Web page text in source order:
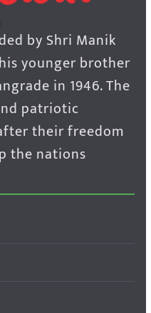
by Shri Manik
younger brother
in 1946. The
patriotic
their freedom
the nations